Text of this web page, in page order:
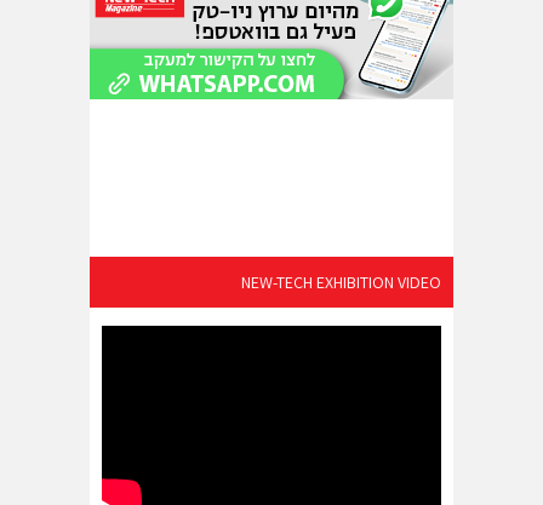
NEW-TECH EXHIBITION VIDEO